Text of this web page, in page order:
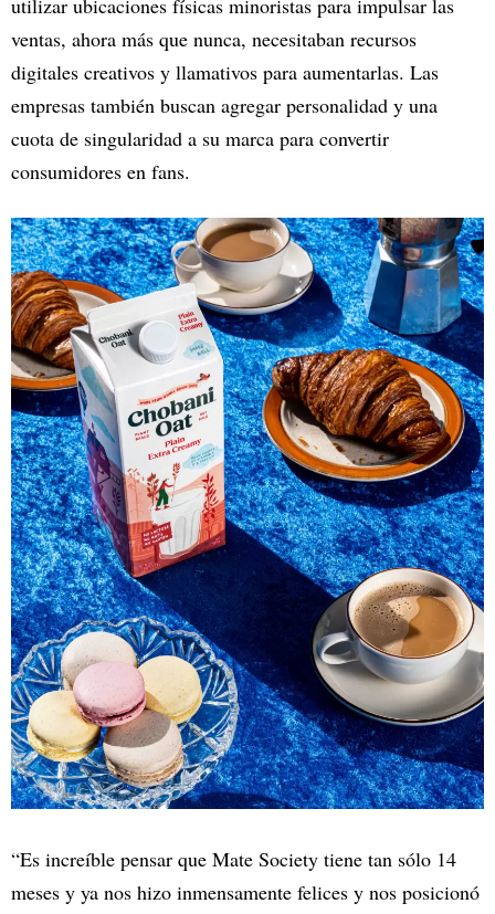
utilizar ubicaciones físicas minoristas para impulsar las
ventas, ahora más que nunca, necesitaban recursos
digitales creativos y llamativos para aumentarlas. Las
empresas también buscan agregar personalidad y una
cuota de singularidad a su marca para convertir
consumidores en fans.
“Es increíble pensar que Mate Society tiene tan sólo 14
meses y ya nos hizo inmensamente felices y nos posicionó